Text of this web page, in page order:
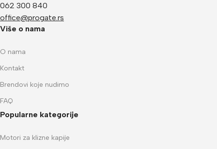
062 300 840
office@progate.rs
Više o nama
O nama
Kontakt
Brendovi koje nudimo
FAQ
Popularne kategorije
Motori za klizne kapije